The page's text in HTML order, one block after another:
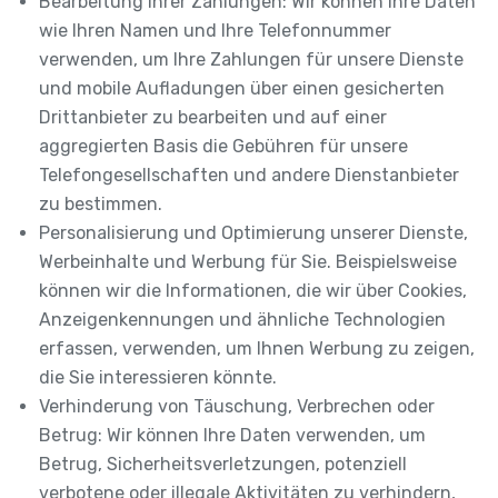
wie Ihren Namen und Ihre Telefonnummer
verwenden, um Ihre Zahlungen für unsere Dienste
und mobile Aufladungen über einen gesicherten
Drittanbieter zu bearbeiten und auf einer
aggregierten Basis die Gebühren für unsere
Telefongesellschaften und andere Dienstanbieter
zu bestimmen.
Personalisierung und Optimierung unserer Dienste,
Werbeinhalte und Werbung für Sie. Beispielsweise
können wir die Informationen, die wir über Cookies,
Anzeigenkennungen und ähnliche Technologien
erfassen, verwenden, um Ihnen Werbung zu zeigen,
die Sie interessieren könnte.
Verhinderung von Täuschung, Verbrechen oder
Betrug: Wir können Ihre Daten verwenden, um
Betrug, Sicherheitsverletzungen, potenziell
verbotene oder illegale Aktivitäten zu verhindern,